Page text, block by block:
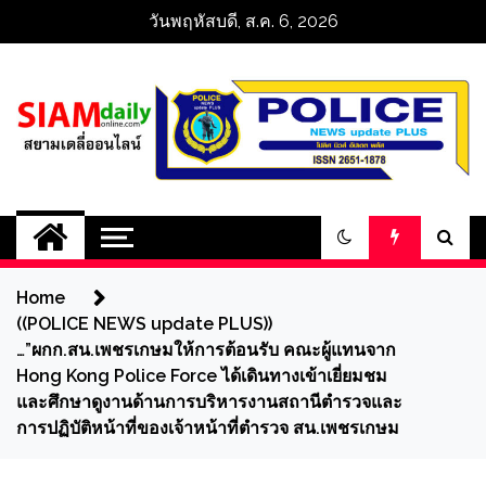
วันพฤหัสบดี, ส.ค. 6, 2026
สยามเดลี่ออนไลน์
SiamDailyOnline
Home
((POLICE NEWS update PLUS))
…”ผกก.สน.เพชรเกษมให้การต้อนรับ คณะผู้แทนจาก
Hong Kong Police Force ได้เดินทางเข้าเยี่ยมชม
และศึกษาดูงานด้านการบริหารงานสถานีตำรวจและ
การปฏิบัติหน้าที่ของเจ้าหน้าที่ตำรวจ สน.เพชรเกษม